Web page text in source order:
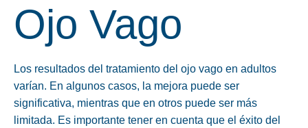
Ojo Vago
Los resultados del tratamiento del ojo vago en adultos
varían. En algunos casos, la mejora puede ser
significativa, mientras que en otros puede ser más
limitada. Es importante tener en cuenta que el éxito del